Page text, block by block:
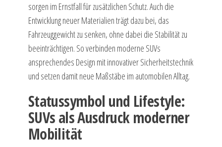
sorgen im Ernstfall für zusätzlichen Schutz. Auch die
Entwicklung neuer Materialien trägt dazu bei, das
Fahrzeuggewicht zu senken, ohne dabei die Stabilität zu
beeinträchtigen. So verbinden moderne SUVs
ansprechendes Design mit innovativer Sicherheitstechnik
und setzen damit neue Maßstäbe im automobilen Alltag.
Statussymbol und Lifestyle:
SUVs als Ausdruck moderner
Mobilität